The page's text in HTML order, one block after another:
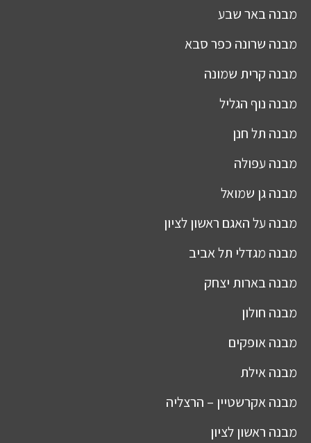
מבנהבאר שבע
מבנה שרונה כפר סבא
מבנה קרית שמונה
מבנה נוף הגליל
מבנה תל חנן
מבנה עפולה
מבנהגן שמואל
מבנה על האגם ראשון לציון
מבנה מגדלי תל אביב
מבנהבארות יצחק
מבנה חולון
מבנהאופקים
מבנהאילת
מבנהאקרשטיין – הרצליה
מבנה ראשון לציון